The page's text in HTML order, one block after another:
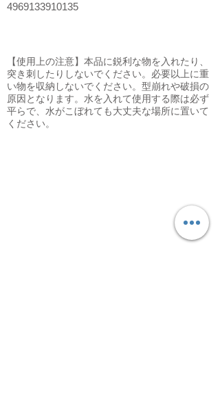
4969133910135
【使用上の注意】本品に鋭利な物を入れたり、
突き刺したりしないでください。必要以上に重
い物を収納しないでください。型崩れや破損の
原因となります。水を入れて使用する際は必ず
平らで、水がこぼれても大丈夫な場所に置いて
ください。